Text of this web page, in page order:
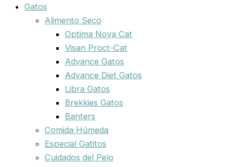
Gatos
Alimento Seco
Optima Nova Cat
Visan Proct-Cat
Advance Gatos
Advance Diet Gatos
Libra Gatos
Brekkies Gatos
Banters
Comida Húmeda
Especial Gatitos
Cuidados del Pelo